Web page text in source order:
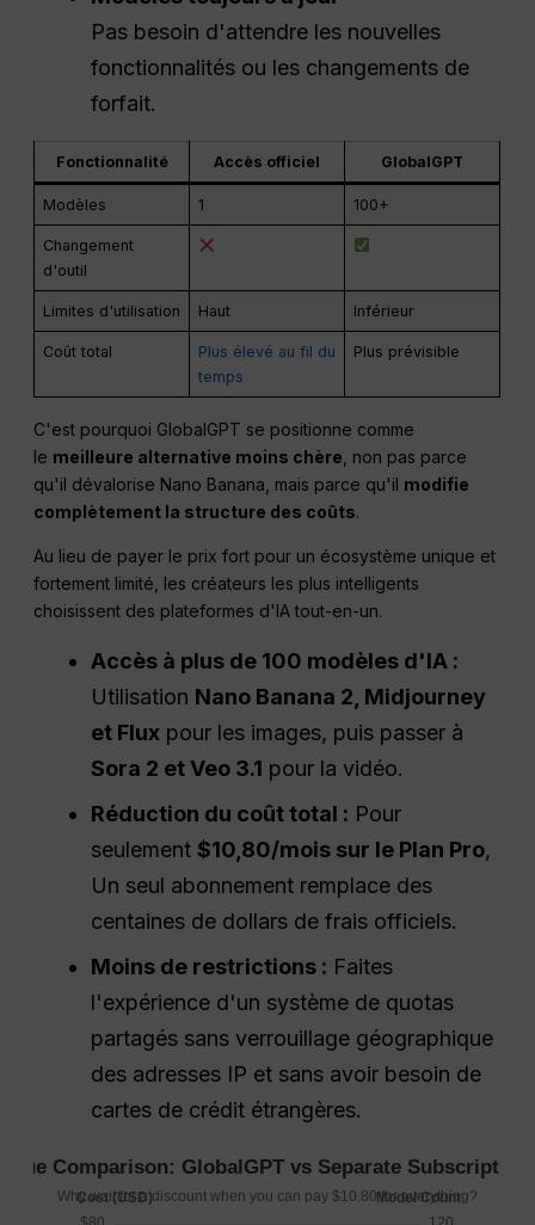
Pas besoin d'attendre les nouvelles
fonctionnalités ou les changements de
forfait.
Fonctionnalité Accès officiel GlobalGPT
Modèles 1 100+
Changement
d'outil
Limites d'utilisation Haut Inférieur
Coût total
Plus élevé au fil du
temps
Plus prévisible
C'est pourquoi GlobalGPT se positionne comme
le meilleure alternative moins chère , non pas parce
qu'il dévalorise Nano Banana, mais parce qu'il modifie
complètement la structure des coûts.
Au lieu de payer le prix fort pour un écosystème unique et
fortement limité, les créateurs les plus intelligents
choisissent des plateformes d'IA tout-en-un.
Accès à plus de 100 modèles d'IA :
Utilisation Nano Banana 2, Midjourney
et Flux pour les images, puis passer à
Sora 2 et Veo 3.1 pour la vidéo.
Réduction du coût total : Pour
seulement$10,80/mois sur le Plan Pro,
Un seul abonnement remplace des
centaines de dollars de frais officiels.
Moins de restrictions : Faites
l'expérience d'un système de quotas
partagés sans verrouillage géographique
des adresses IP et sans avoir besoin de
cartes de crédit étrangères.